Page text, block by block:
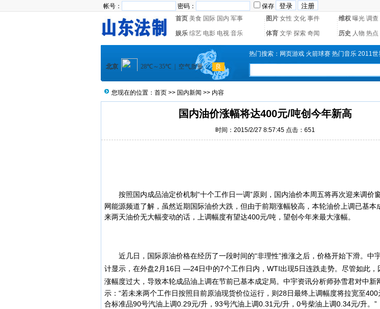
帐号： 密码： 保存
首页 美食 国际 国内 军事 图片 女性 文化 事件 维权 曝光 调查
娱乐 综艺 电影 电视 音乐 体育 文学 探索 奇闻 历史 人物 热点
热门搜索： 网页游戏 火箭球赛 热门音乐 2011世
您现在的位置： 首页 >> 国内新闻 >> 内容
国内油价涨幅将达400元/吨创今年新高
时间：2015/2/27 8:57:45 点击： 651
按照国内成品油定价机制“十个工作日一调”原则，国内油价本周五将再次迎来调价窗
网能源频道了解，虽然近期国际油价大跌，但由于前期涨幅较高，本轮油价上调已基本
来两天油价无大幅变动的话，上调幅度有望达400元/吨，望创今年来最大涨幅。
近几日，国际原油价格在经历了一段时间的“非理性”推涨之后，价格开始下滑。中
计显示，在外盘2月16日 —24日中的7个工作日内，WTI出现5日连跌走势。尽管如此，
涨幅度过大，导致本轮成品油上调在节前已基本成定局。 中宇资讯分析师孙雪君对中新
示：“若未来两个工作日按照目前原油现货价位运行，则28日最终上调幅度将拉宽至
合标准品90号汽油上调0.29元/升，93号汽油上调0.31元/升，0号柴油上调0.34元/升。”